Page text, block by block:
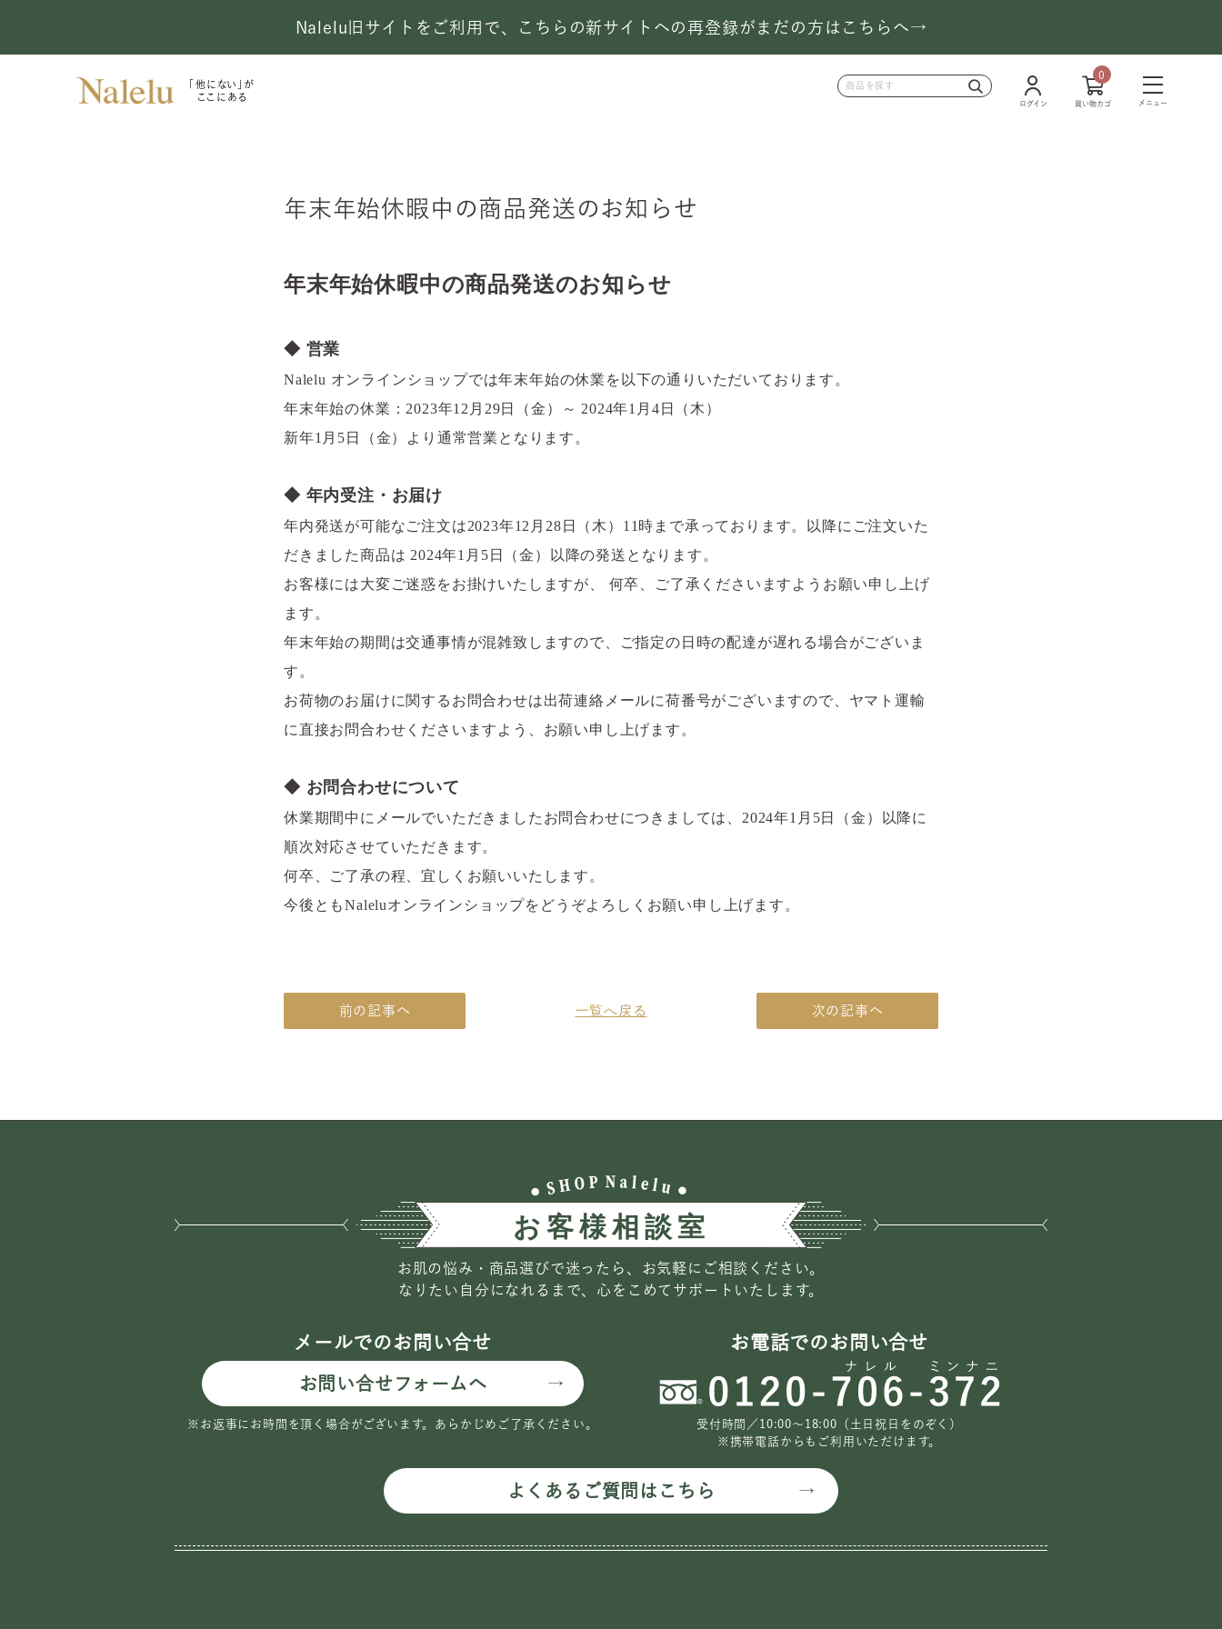
Nalelu旧サイトをご利用で、こちらの新サイトへの再登録がまだの方はこちらへ→
「他にない」が
ここにある
ログイン
0
買い物カゴ メニュー
年末年始休暇中の商品発送のお知らせ
年末年始休暇中の商品発送のお知らせ
◆ 営業
Nalelu オンラインショップでは年末年始の休業を以下の通りいただいております。
年末年始の休業：2023年12月29日（金）～ 2024年1月4日（木）
新年1月5日（金）より通常営業となります。
◆ 年内受注・お届け
年内発送が可能なご注文は2023年12月28日（木）11時まで承っております。以降にご注文いた
だきました商品は 2024年1月5日（金）以降の発送となります。
お客様には大変ご迷惑をお掛けいたしますが、 何卒、ご了承くださいますようお願い申し上げ
ます。
年末年始の期間は交通事情が混雑致しますので、ご指定の日時の配達が遅れる場合がございま
す。
お荷物のお届けに関するお問合わせは出荷連絡メールに荷番号がございますので、ヤマト運輸
に直接お問合わせくださいますよう、お願い申し上げます。
◆ お問合わせについて
休業期間中にメールでいただきましたお問合わせにつきましては、2024年1月5日（金）以降に
順次対応させていただきます。
何卒、ご了承の程、宜しくお願いいたします。
今後ともNaleluオンラインショップをどうぞよろしくお願い申し上げます。
前の記事へ 一覧へ戻る 次の記事へ
お肌の悩み・商品選びで迷ったら、お気軽にご相談ください。
なりたい自分になれるまで、心をこめてサポートいたします。
メールでのお問い合せ
お問い合せフォームへ
※お返事にお時間を頂く場合がございます。 あらかじめご了承ください。
お電話でのお問い合せ
受付時間／10:00〜18:00（土日祝日をのぞく）
※携帯電話からもご利用いただけます。
よくあるご質問はこちら